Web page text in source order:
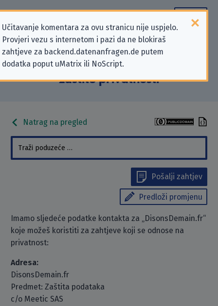
Učitavanje komentara za ovu stranicu nije uspjelo.
Provjeri vezu s internetom i pazi da ne blokiraš
zahtjeve za backend.datenanfragen.de putem
dodatka poput uMatrix ili NoScript.
Podaci kontakta „DisonsDemain.fr”
koji se odnose na zahtjeve za
zaštitu privatnosti
Natrag na pregled
Pošalji zahtjev
Predloži promjenu
Imamo sljedeće podatke kontakta za „DisonsDemain.fr“
koje možeš koristiti za zahtjeve koji se odnose na
privatnost:
Adresa:
DisonsDemain.fr
Predmet: Zaštita podataka
c/o Meetic SAS